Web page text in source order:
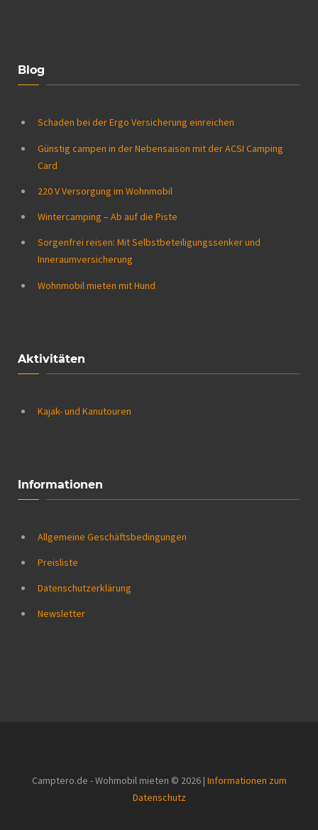
Blog
Schaden bei der Ergo Versicherung einreichen
Günstig campen in der Nebensaison mit der ACSI Camping
Card
220 V Versorgung im Wohnmobil
Wintercamping – Ab auf die Piste
Sorgenfrei reisen: Mit Selbstbeteiligungssenker und
Inneraumversicherung
Wohnmobil mieten mit Hund
Aktivitäten
Kajak- und Kanutouren
Informationen
Allgemeine Geschäftsbedingungen
Preisliste
Datenschutzerklärung
Newsletter
Camptero.de - Wohmobil mieten © 2026 | Informationen zum
Datenschutz